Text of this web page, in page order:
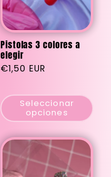
Pistolas 3 colores a
elegir
Precio
€1,50 EUR
Seleccionar
opciones